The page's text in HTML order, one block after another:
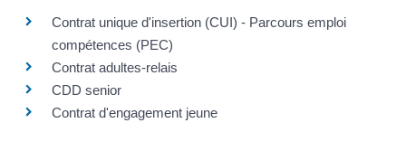
Contrat unique d'insertion (CUI) - Parcours emploi
compétences (PEC)
Contrat adultes-relais
CDD senior
Contrat d'engagement jeune